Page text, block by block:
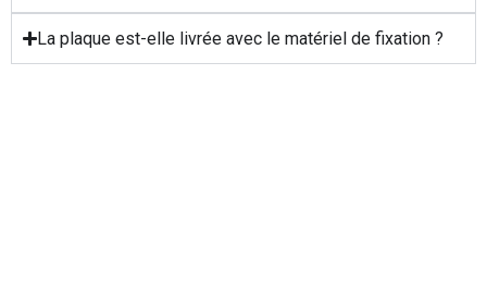
La plaque est-elle livrée avec le matériel de fixation ?